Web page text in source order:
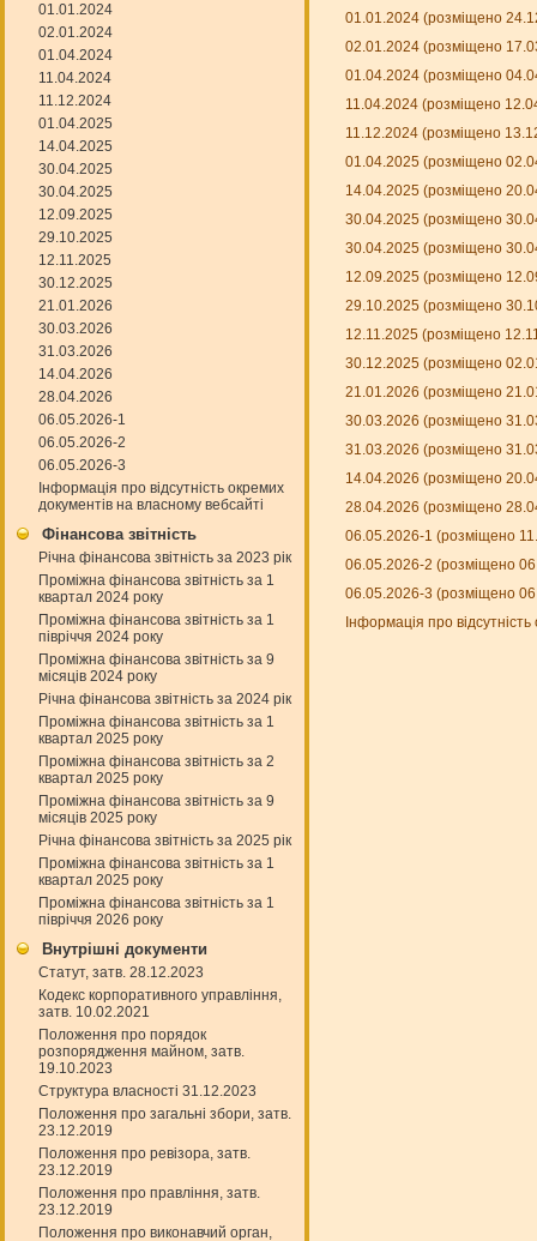
01.01.2024
02.01.2024
01.04.2024
11.04.2024
11.12.2024
01.04.2025
14.04.2025
30.04.2025
30.04.2025
12.09.2025
29.10.2025
12.11.2025
30.12.2025
21.01.2026
30.03.2026
31.03.2026
14.04.2026
28.04.2026
06.05.2026-1
06.05.2026-2
06.05.2026-3
Інформація про відсутність окремих
документів на власному вебсайті
Фінансова звітність
Річна фінансова звітність за 2023 рік
Проміжна фінансова звітність за 1
квартал 2024 року
Проміжна фінансова звітність за 1
півріччя 2024 року
Проміжна фінансова звітність за 9
місяців 2024 року
Річна фінансова звітність за 2024 рік
Проміжна фінансова звітність за 1
квартал 2025 року
Проміжна фінансова звітність за 2
квартал 2025 року
Проміжна фінансова звітність за 9
місяців 2025 року
Річна фінансова звітність за 2025 рік
Проміжна фінансова звітність за 1
квартал 2025 року
Проміжна фінансова звітність за 1
півріччя 2026 року
Внутрішні документи
Статут, затв. 28.12.2023
Кодекс корпоративного управління,
затв. 10.02.2021
Положення про порядок
розпорядження майном, затв.
19.10.2023
Структура власності 31.12.2023
Положення про загальні збори, затв.
23.12.2019
Положення про ревізора, затв.
23.12.2019
Положення про правління, затв.
23.12.2019
Положення про виконавчий орган,
01.01.2024 (розміщено
02.01.2024 (розміщено
01.04.2024 (розміщено
11.04.2024 (розміщено
11.12.2024 (розміщено
01.04.2025 (розміщено
14.04.2025 (розміщено
30.04.2025 (розміщено
30.04.2025 (розміщено
12.09.2025 (розміщено
29.10.2025 (розміщено
12.11.2025 (розміщено
30.12.2025 (розміщено
21.01.2026 (розміщено
30.03.2026 (розміщено
31.03.2026 (розміщено
14.04.2026 (розміщено
28.04.2026 (розміщено
06.05.2026-1 (розміщено
06.05.2026-2 (розміщено
06.05.2026-3 (розміщено
Інформація про